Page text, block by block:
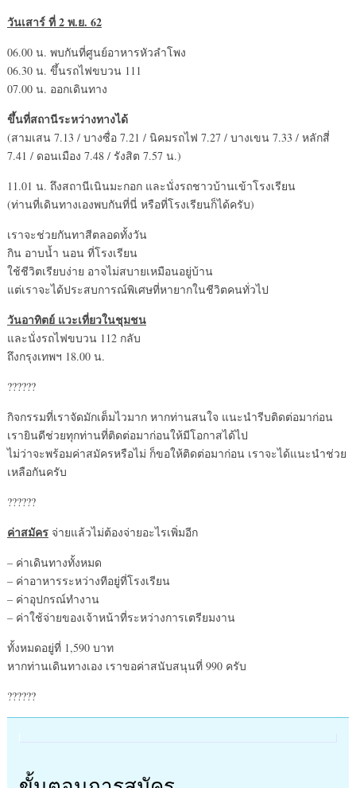
วันเสาร์ ที่ 2 พ.ย. 62
06.00 น. พบกันที่ศูนย์อาหารหัวลำโพง
06.30 น. ขึ้นรถไฟขบวน 111
07.00 น. ออกเดินทาง
ขึ้นที่สถานีระหว่างทางได้
(สามเสน 7.13 / บางซื่อ 7.21 / นิคมรถไฟ 7.27 / บางเขน 7.33 / หลักสี่
7.41 / ดอนเมือง 7.48 / รังสิต 7.57 น.)
11.01 น. ถึงสถานีเนินมะกอก และนั่งรถชาวบ้านเข้าโรงเรียน
(ท่านที่เดินทางเองพบกันที่นี่ หรือที่โรงเรียนก็ได้ครับ)
เราจะช่วยกันทาสีตลอดทั้งวัน
กิน อาบน้ำ นอน ที่โรงเรียน
ใช้ชีวิตเรียบง่าย อาจไม่สบายเหมือนอยู่บ้าน
แต่เราจะได้ประสบการณ์พิเศษที่หายากในชีวิตคนทั่วไป
วันอาทิตย์ แวะเที่ยวในชุมชน
และนั่งรถไฟขบวน 112 กลับ
ถึงกรุงเทพฯ 18.00 น.
??????
กิจกรรมที่เราจัดมักเต็มไวมาก หากท่านสนใจ แนะนำรีบติดต่อมาก่อน
เรายินดีช่วยทุกท่านที่ติดต่อมาก่อนให้มีโอกาสได้ไป
ไม่ว่าจะพร้อมค่าสมัครหรือไม่ ก็ขอให้ติดต่อมาก่อน เราจะได้แนะนำช่วย
เหลือกันครับ
??????
ค่าสมัครจ่ายแล้วไม่ต้องจ่ายอะไรเพิ่มอีก
– ค่าเดินทางทั้งหมด
– ค่าอาหารระหว่างทีอยู่ที่โรงเรียน
– ค่าอุปกรณ์ทำงาน
– ค่าใช้จ่ายของเจ้าหน้าที่ระหว่างการเตรียมงาน
ทั้งหมดอยู่ที่ 1,590 บาท
หากท่านเดินทางเอง เราขอค่าสนับสนุนที่ 990 ครับ
??????